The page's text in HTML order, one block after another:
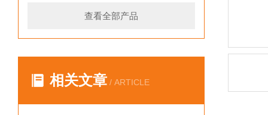
查看全部产品
相关文章 / ARTICLE